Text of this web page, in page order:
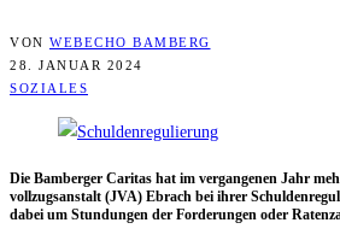
VON WEBECHO BAMBERG
28. JANUAR 2024
SOZIALES
Die Bam­ber­ger Cari­tas hat im ver­gan­ge­nen Jahr
voll­zugs­an­stalt (JVA) Ebrach bei ihrer
dabei um Stun­dun­gen der For­de­run­gen oder